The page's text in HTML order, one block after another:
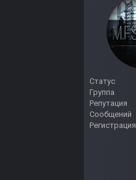
Статус
Группа
Репутация
Сообщений
Регистрация